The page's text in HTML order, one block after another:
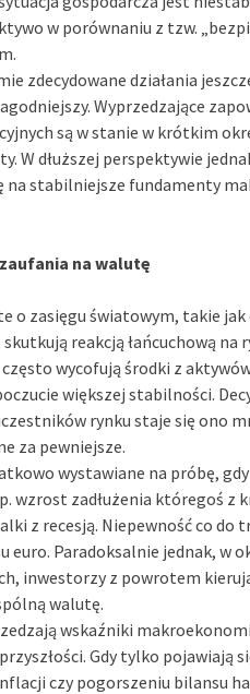
w porównaniu z tzw.
zdecydowane działania
Wyprzedzające
są w stanie w krótkim
W dłuższej perspektywie
na stabilniejsze fundamenty
na walutę
o zasięgu światowym, takie
reakcją łańcuchową na
wycofują środki z
większej stabilności.
rynku staje się ono
za pewniejsze.
wystawiane na próbę,
wzrost zadłużenia któregoś z
z recesją. Niepewność co do
euro. Paradoksalnie jednak, w
inwestorzy z powrotem
walutę.
wskaźniki
Gdy tylko pojawiają
czy pogorszeniu bilansu